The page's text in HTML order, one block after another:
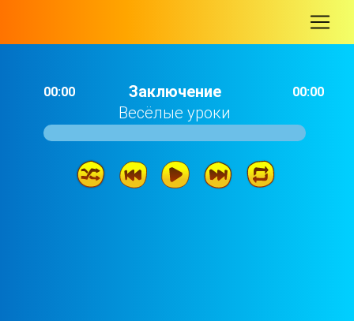
00:00
Заключение
Весёлые уроки
00:00